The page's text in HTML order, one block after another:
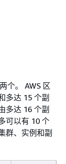
个。 AWS 区
多达 15 个副
多达 16 个副
可以有 10 个
群、实例和副